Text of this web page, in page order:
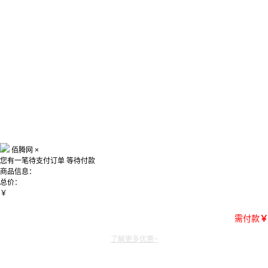
佰腾网 ×
您有一笔待支付订单 等待付款
商品信息：
总价：
￥
需付款￥
了解更多优惠~